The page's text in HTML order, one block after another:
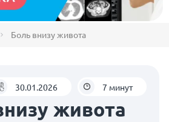
Боль внизу живота
30.01.2026 7 минут
живота